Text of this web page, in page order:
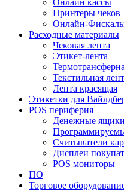
Онлайн кассы
Принтеры чеков
Онлайн-
Расходные материалы
Чековая лента
Этикет-лента
Текстильная
Лента красящая
Этикетки для
POS периферия
Денежные ящики
Считыватели
Дисплеи
POS мониторы
ПО
Торговое